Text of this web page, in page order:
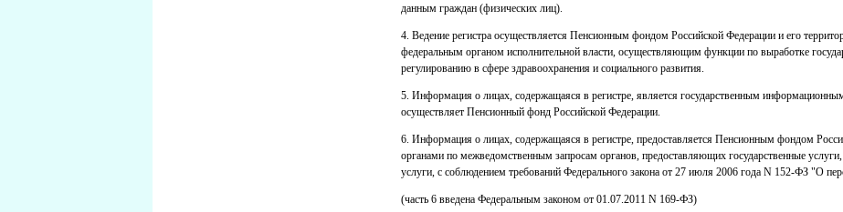
данным граждан (физических лиц).
4. Ведение регистра осуществляется Пенсионным фондом Российской Федерации и его
федеральным органом исполнительной власти, осуществляющим функции по выработке
регулированию в сфере здравоохранения и социального развития.
5. Информация о лицах, содержащаяся в регистре, является государственным
осуществляет Пенсионный фонд Российской Федерации.
6. Информация о лицах, содержащаяся в регистре, предоставляется Пенсионным фондом
органами по межведомственным запросам органов, предоставляющих государственные
услуги, с соблюдением требований Федерального закона от 27 июля 2006 года N 152-ФЗ "О
(часть 6 введена Федеральным законом от 01.07.2011 N 169-ФЗ)